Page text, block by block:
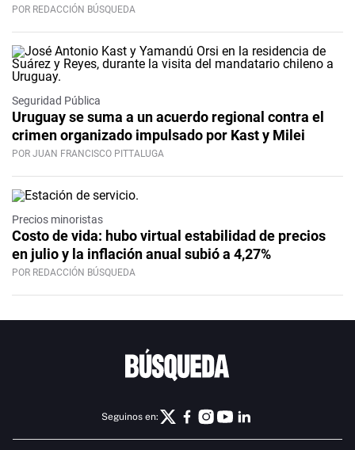
POR REDACCIÓN BÚSQUEDA
Seguridad Pública
Uruguay se suma a un acuerdo regional contra el
crimen organizado impulsado por Kast y Milei
POR JUAN FRANCISCO PITTALUGA
Precios minoristas
Costo de vida: hubo virtual estabilidad de precios
en julio y la inflación anual subió a 4,27%
POR REDACCIÓN BÚSQUEDA
Seguinos en: